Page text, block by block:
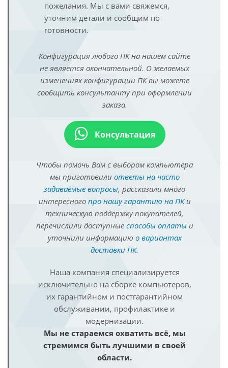
пожелания. Мы с вами свяжемся,
уточним детали и сообщим по
готовности.
Конфигурация любого ПК на нашем сайте
не является окончательной. О желаемых
изменениях конфигурации ПК вы можете
сообщить консультанту при оформлении
заказа.
Консультация
Чтобы помочь Вам с выбором компьютера
мы приготовили ответы на часто
задаваемые вопросы, рассказали много
интересного про нашу гарантию на ПКи
техническую поддержку покупателей,
перечислили доступные способы оплатыи
уточнили информацию о вариантах
доставки ПК.
Наша компания специализируется
исключительно на сборке компьютеров,
их гарантийном и постгарантийном
обслуживании, профилактике и
модернизации.
Мы не стараемся охватить всё, мы
стремимся быть лучшими в своей
области.